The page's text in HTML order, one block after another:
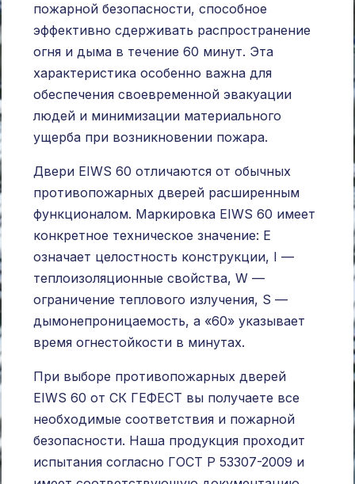
пожарной безопасности, способное
эффективно сдерживать распространение
огня и дыма в течение 60 минут. Эта
характеристика особенно важна для
обеспечения своевременной эвакуации
людей и минимизации материального
ущерба при возникновении пожара.
Двери EIWS 60 отличаются от обычных
противопожарных дверей расширенным
функционалом. Маркировка EIWS 60 имеет
конкретное техническое значение: E
означает целостность конструкции, I —
теплоизоляционные свойства, W —
ограничение теплового излучения, S —
дымонепроницаемость, а «60» указывает
время огнестойкости в минутах.
При выборе противопожарных дверей
EIWS 60 от СК ГЕФЕСТ вы получаете все
необходимые соответствия и пожарной
безопасности. Наша продукция проходит
испытания согласно ГОСТ Р 53307-2009 и